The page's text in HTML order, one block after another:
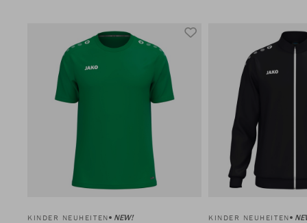
KINDER NEUHEITEN NEW! KINDER NEUHEITEN